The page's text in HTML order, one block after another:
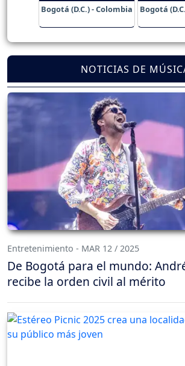
Bogotá (D.C.) - Colombia Bogotá
NOTICIAS DE
Entretenimiento - MAR 12 / 2025
De Bogotá para el mundo:
recibe la orden civil al mérito